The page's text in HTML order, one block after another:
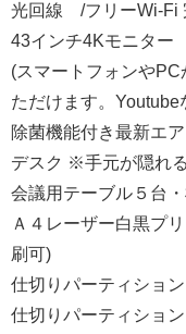
光回線 /フリーWi-Fi
43インチ4Kモニター
(スマートフォンや
ただけます。 Youtube
除菌機能付き最新エ
デスク ※手元が隠れ
会議用テーブル５台
Ａ４レーザー白黒プ
刷可)
仕切りパーティショ
仕切りパーティショ